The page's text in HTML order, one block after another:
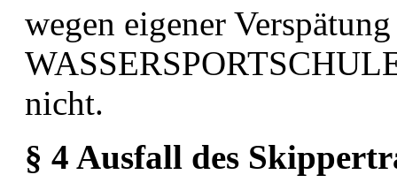
wegen eigener
nicht.
§ 4 Ausfall des